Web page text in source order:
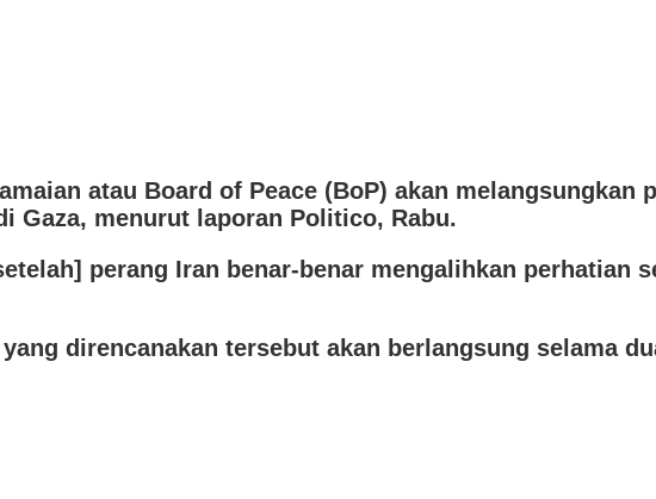
atau Board of Peace (BoP) akan melangsungkan
Gaza, menurut laporan Politico, Rabu.
perang Iran benar-benar mengalihkan perhatian
direncanakan tersebut akan berlangsung selama